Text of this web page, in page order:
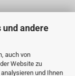
und andere
auch von
Website zu
und Ihnen